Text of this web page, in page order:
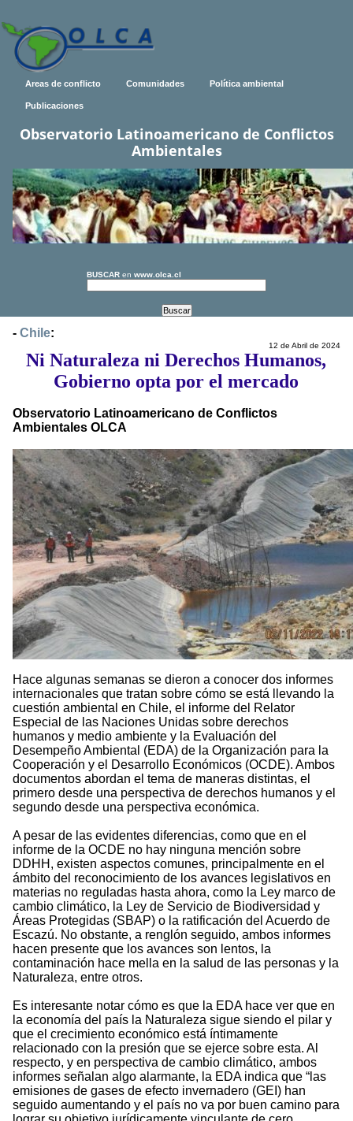
Areas de conflicto Comunidades Política ambiental
Publicaciones
Observatorio Latinoamericano de Conflictos
Ambientales
BUSCAR en www.olca.cl
- Chile:
12 de Abril de 2024
Ni Naturaleza ni Derechos Humanos,
Gobierno opta por el mercado
Observatorio Latinoamericano de Conflictos
Ambientales OLCA
Hace algunas semanas se dieron a conocer dos informes
internacionales que tratan sobre cómo se está llevando la
cuestión ambiental en Chile, el informe del Relator
Especial de las Naciones Unidas sobre derechos
humanos y medio ambiente y la Evaluación del
Desempeño Ambiental (EDA) de la Organización para la
Cooperación y el Desarrollo Económicos (OCDE). Ambos
documentos abordan el tema de maneras distintas, el
primero desde una perspectiva de derechos humanos y el
segundo desde una perspectiva económica.
A pesar de las evidentes diferencias, como que en el
informe de la OCDE no hay ninguna mención sobre
DDHH, existen aspectos comunes, principalmente en el
ámbito del reconocimiento de los avances legislativos en
materias no reguladas hasta ahora, como la Ley marco de
cambio climático, la Ley de Servicio de Biodiversidad y
Áreas Protegidas (SBAP) o la ratificación del Acuerdo de
Escazú. No obstante, a renglón seguido, ambos informes
hacen presente que los avances son lentos, la
contaminación hace mella en la salud de las personas y la
Naturaleza, entre otros.
Es interesante notar cómo es que la EDA hace ver que en
la economía del país la Naturaleza sigue siendo el pilar y
que el crecimiento económico está íntimamente
relacionado con la presión que se ejerce sobre esta. Al
respecto, y en perspectiva de cambio climático, ambos
informes señalan algo alarmante, la EDA indica que “las
emisiones de gases de efecto invernadero (GEI) han
seguido aumentando y el país no va por buen camino para